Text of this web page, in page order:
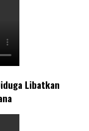
Libatkan